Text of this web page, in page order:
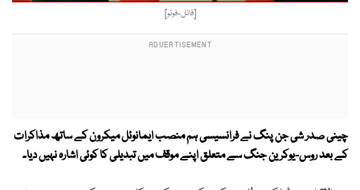
[فائل-فوٹو]
چینی صدر شی جن پنگ نے فرانسیسی ہم منصب ایمانوئل میکرون کے ساتھ مذاکرات
کے بعد روس-یوکرین جنگ سے متعلق اپنے موقف میں تبدیلی کا کوئی اشارہ نہیں دیا۔